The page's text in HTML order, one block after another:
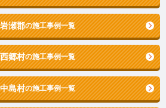
岩瀬郡の施工事例一覧
西郷村の施工事例一覧
中島村の施工事例一覧